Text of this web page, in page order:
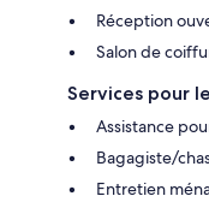
Réception
Salon de
Services pour
Assistance
Bagagiste/
Entretien